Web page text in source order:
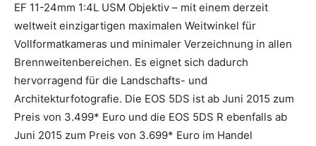
EF 11-24mm 1:4L USM Objektiv – mit einem derzeit
weltweit einzigartigen maximalen Weitwinkel für
Vollformatkameras und minimaler Verzeichnung in allen
Brennweitenbereichen. Es eignet sich dadurch
hervorragend für die Landschafts- und
Architekturfotografie. Die EOS 5DS ist ab Juni 2015 zum
Preis von 3.499* Euro und die EOS 5DS R ebenfalls ab
Juni 2015 zum Preis von 3.699* Euro im Handel